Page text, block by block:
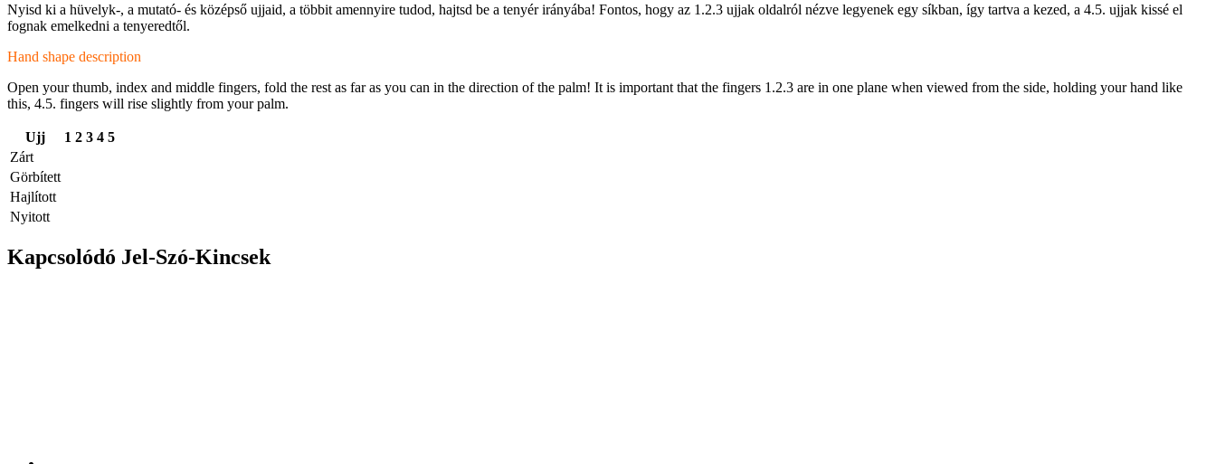
Nyisd ki a hüvelyk-, a mutató- és középső ujjaid, a többit amennyire tudod, hajtsd be a tenyér irányába! Fontos, hogy az 1.2.3 ujjak oldalról nézve legyenek egy síkban, így tartva a kezed, a 4.5. ujjak kissé el
fognak emelkedni a tenyeredtől.
Hand shape description
Open your thumb, index and middle fingers, fold the rest as far as you can in the direction of the palm! It is important that the fingers 1.2.3 are in one plane when viewed from the side, holding your hand like
this, 4.5. fingers will rise slightly from your palm.
Ujj 1 2 3 4 5
Zárt
Görbített
Hajlított
Nyitott
Kapcsolódó Jel-Szó-Kincsek